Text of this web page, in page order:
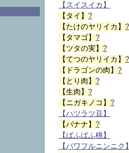
【スイスイカ】
【タイ】?
【たけのヤリイカ】?
【タマゴ】?
【ツタの実】?
【てつのヤリイカ】?
【ドラゴンの肉】?
【とり肉】?
【生肉】?
【ニガキノコ】?
【ハツラツ豆】
【バナナ】?
【ぱふぱふ桃】
【パワフルニンニク】